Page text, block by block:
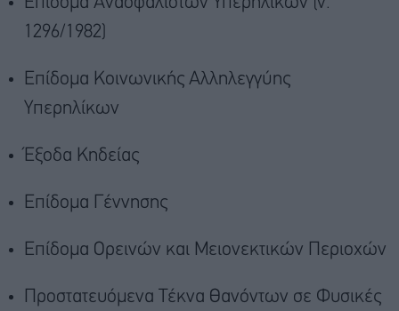
1296/1982)
Επίδομα Κοινωνικής Αλληλεγγύης
Υπερηλίκων
Έξοδα Κηδείας
Επίδομα Γέννησης
Επίδομα Ορεινών και Μειονεκτικών Περιοχών
Προστατευόμενα Τέκνα Θανόντων σε Φυσικές